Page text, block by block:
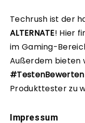
Techrush ist der
ALTERNATE! Hier
im Gaming-
Außerdem bieten
Produkttester zu
Impressum